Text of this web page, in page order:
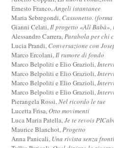
Ernesto Franco,Angeli istantanee
Maria Sebregondi, Cassonetto.
Gianni Celati,Il progetto «Alì Babà»,
Alessandro Carrera,Parabola per chi
Lucia Prandi, Conversazione con
Marco Ercolani,Il rumore di fondo
Marco Belpoliti e Elio Grazioli,
Marco Belpoliti e Elio Grazioli,
Marco Belpoliti e Elio Grazioli,
Marco Belpoliti e Elio Grazioli,
Pierangela Rossi,Nel ricordo le tue
Lucetta Frisa,Otto movimenti
Luca Maria Patella,Je te revois
Maurice Blanchot,Progetto
Anna Panicali, Una rivista senza